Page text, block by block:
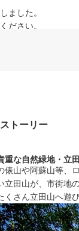
ました。
ださい。
スタート時間の変
、参加案内を掲載
しているものと内
案内
ルについて、当
ストーリー
重な自然緑地・立
山や阿蘇山等、
立田山が、市街地
くさん立田山へ遊